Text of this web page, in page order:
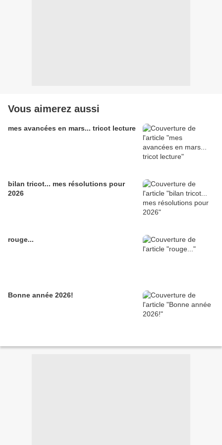
Vous aimerez aussi
mes avancées en mars... tricot lecture
bilan tricot... mes résolutions pour
2026
rouge...
Bonne année 2026!